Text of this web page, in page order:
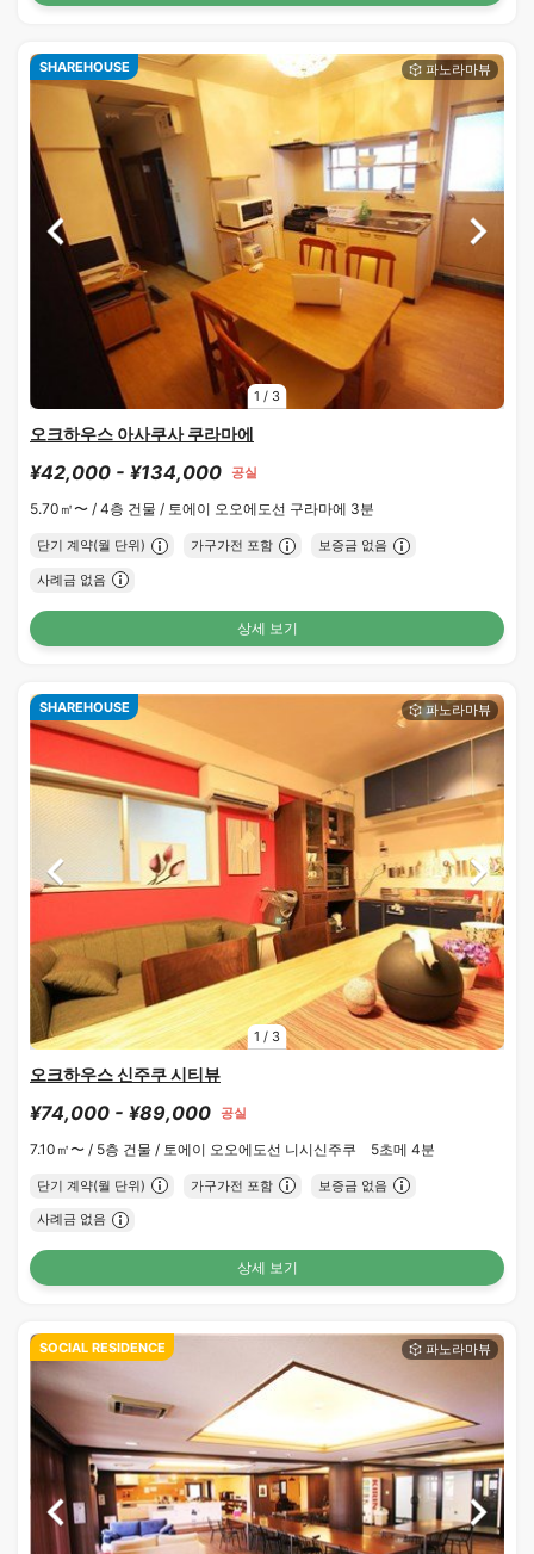
1 / 3
SHAREHOUSE
오크하우스 아사쿠사 쿠라마에
¥42,000 - ¥134,000 공실
5.70㎡〜 / 4층 건물 / 토에이 오오에도선 구라마에 3분
단기 계약(월 단위) 가구가전 포함 보증금 없음
사례금 없음
상세 보기
1 / 3
SHAREHOUSE
오크하우스 신주쿠 시티뷰
¥74,000 - ¥89,000 공실
7.10㎡〜 / 5층 건물 / 토에이 오오에도선 니시신주쿠 5초메 4분
단기 계약(월 단위) 가구가전 포함 보증금 없음
사례금 없음
상세 보기
SOCIAL RESIDENCE